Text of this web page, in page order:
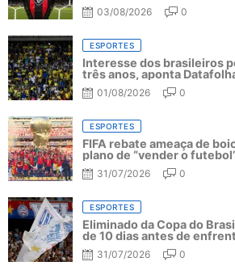
03/08/2026 0
ESPORTES
Interesse dos brasileiros
três anos, aponta
01/08/2026 0
ESPORTES
FIFA rebate ameaça de
plano de “vender o
31/07/2026 0
ESPORTES
Eliminado da Copa do
de 10 dias antes de
31/07/2026 0